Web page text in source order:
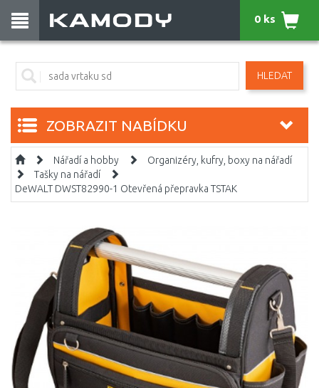
HLEDAT
0 ks
ZOBRAZIT NABÍDKU
Nářadí a hobby
Organizéry, kufry, boxy na nářadí
Tašky na nářadí
DeWALT DWST82990-1 Otevřená přepravka TSTAK